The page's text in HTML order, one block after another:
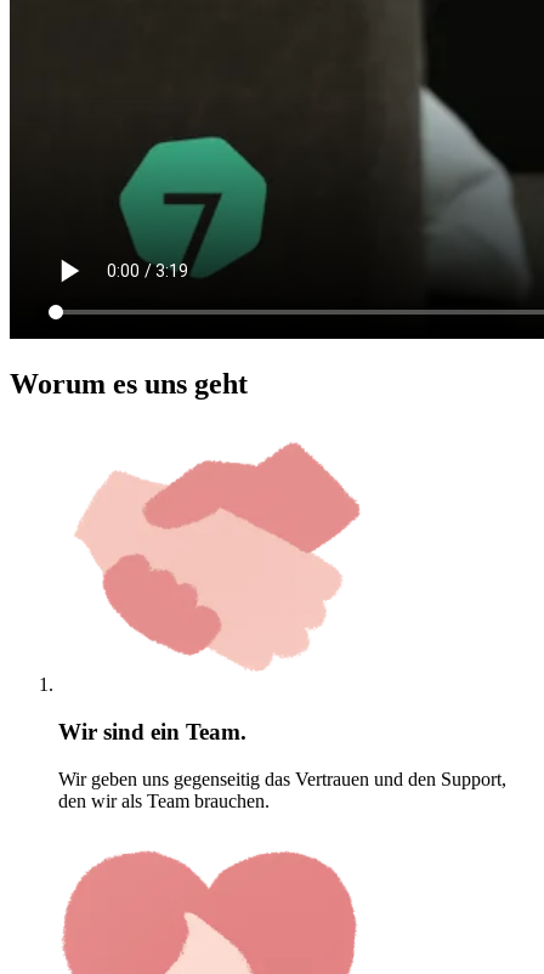
Worum es uns geht
Wir sind ein Team.
Wir geben uns gegenseitig das Vertrauen und den Support,
den wir als Team brauchen.